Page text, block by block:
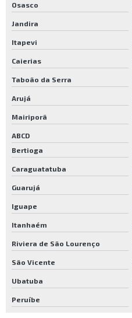
Resina para piso de madeira preço
Resina primma
Seladora para madeira preço
Skania best 20
Skania best 45
Skania best 5 natural
Skania piso madeira
Valor resina para piso de madeira
Verniz a base de água para madeira
Verniz a base de água para piso
Verniz a base de água preço
Verniz bona traffic hd
Verniz bonardi
Verniz bonardi brilhante
Verniz bonardi fosco
Osasco
Jandira
Itapevi
Caierias
Taboão da Serra
Arujá
Mairiporã
ABCD
Bertioga
Caraguatatuba
Guarujá
Iguape
Itanhaém
Riviera de São Lourenço
São Vicente
Ubatuba
Peruíbe